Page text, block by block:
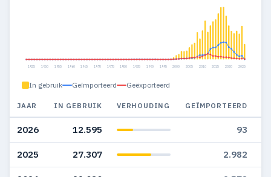
1925 1950 1955 1960 1965 1970 1975 1980 1985 1990 1995 2000 2005 2010 2015 2020 2025
In gebruik Geïmporteerd Geëxporteerd
JAAR IN GEBRUIK VERHOUDING GEÏMPORTEERD
2026 12.595 93
2025 27.307 2.982